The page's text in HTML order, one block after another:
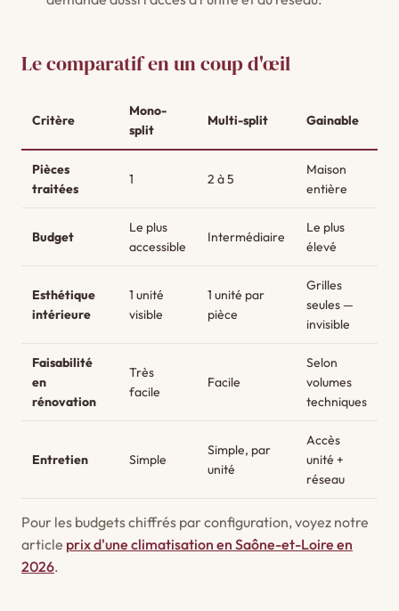
Le comparatif en un coup d'œil
Critère
Mono-
split
Multi-split Gainable
Pièces
traitées
1 2 à 5
Maison
entière
Budget
Le plus
accessible
Intermédiaire
Le plus
élevé
Esthétique
intérieure
1 unité
visible
1 unité par
pièce
Grilles
seules —
invisible
Faisabilité
en
rénovation
Très
facile
Facile
Selon
volumes
techniques
Entretien Simple
Simple, par
unité
Accès
unité +
réseau
Pour les budgets chiffrés par configuration, voyez notre
article prix d'une climatisation en Saône-et-Loire en
2026.